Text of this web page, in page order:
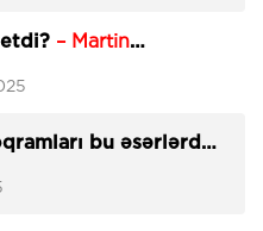
– Martin
bu əsərlərdən